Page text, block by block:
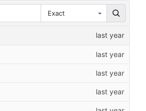
Exact